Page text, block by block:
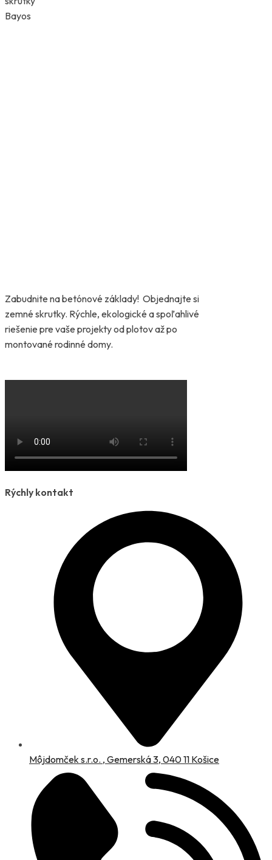
Zabudnite na betónové základy! Objednajte si
zemné skrutky. Rýchle, ekologické a spoľahlivé
riešenie pre vaše projekty od plotov až po
montované rodinné domy.
Rýchly kontakt
Môjdomček s.r.o. , Gemerská 3, 040 11 Košice